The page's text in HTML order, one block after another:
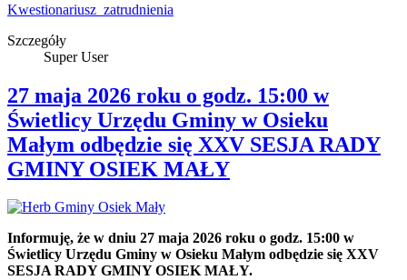
Kwestionariusz_zatrudnienia
Szczegóły
Super User
27 maja 2026 roku o godz. 15:00 w
Świetlicy Urzędu Gminy w Osieku
Małym odbędzie się XXV SESJA RADY
GMINY OSIEK MAŁY
Informuję, że w dniu 27 maja 2026 roku o godz. 15:00 w
Świetlicy Urzędu Gminy w Osieku Małym odbędzie się XXV
SESJA RADY GMINY OSIEK MAŁY.